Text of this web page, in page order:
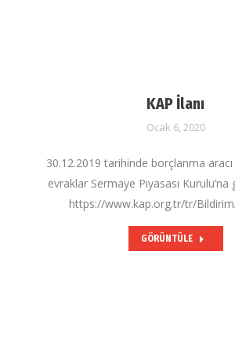
KAP İlanı
Ocak 6, 2020
30.12.2019 tarihinde borçlanma aracı
evraklar Sermaye Piyasası
https://www.kap.org.tr/tr/
GÖRÜNTÜLE